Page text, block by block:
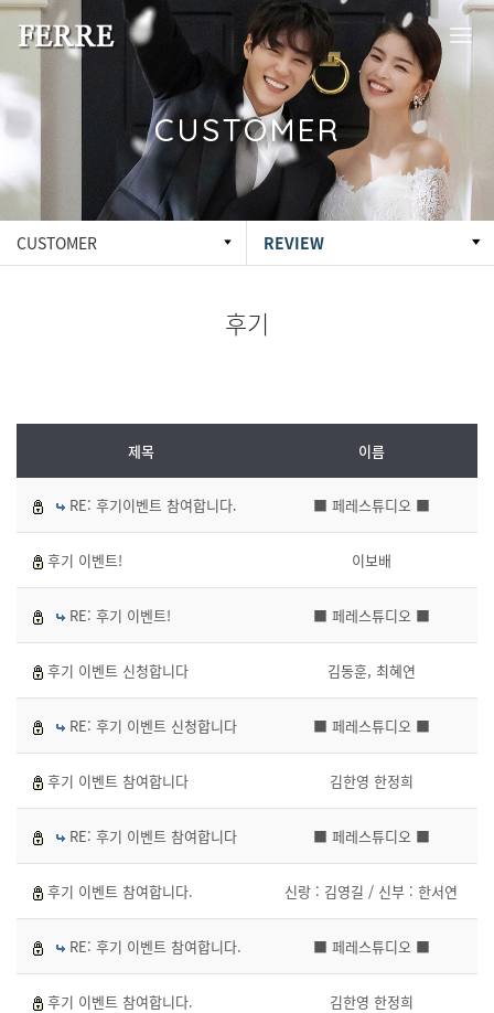
CUSTOMER
CUSTOMER REVIEW
후기
제목 이름
RE: 후기이벤트 참여합니다. ■ 페레스튜디오 ■
후기 이벤트! 이보배
RE: 후기 이벤트! ■ 페레스튜디오 ■
후기 이벤트 신청합니다 김동훈, 최혜연
RE: 후기 이벤트 신청합니다 ■ 페레스튜디오 ■
후기 이벤트 참여합니다 김한영 한정희
RE: 후기 이벤트 참여합니다 ■ 페레스튜디오 ■
후기 이벤트 참여합니다. 신랑 : 김영길 / 신부 : 한서연
RE: 후기 이벤트 참여합니다. ■ 페레스튜디오 ■
후기 이벤트 참여합니다. 김한영 한정희